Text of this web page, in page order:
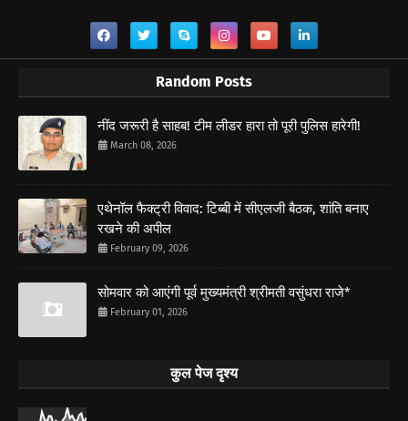
Random Posts
नींद जरूरी है साहब! टीम लीडर हारा तो पूरी पुलिस हारेगी!
March 08, 2026
एथेनॉल फैक्ट्री विवाद: टिब्बी में सीएलजी बैठक, शांति बनाए
रखने की अपील
February 09, 2026
सोमवार को आएंगी पूर्व मुख्यमंत्री श्रीमती वसुंधरा राजे*
February 01, 2026
कुल पेज दृश्य